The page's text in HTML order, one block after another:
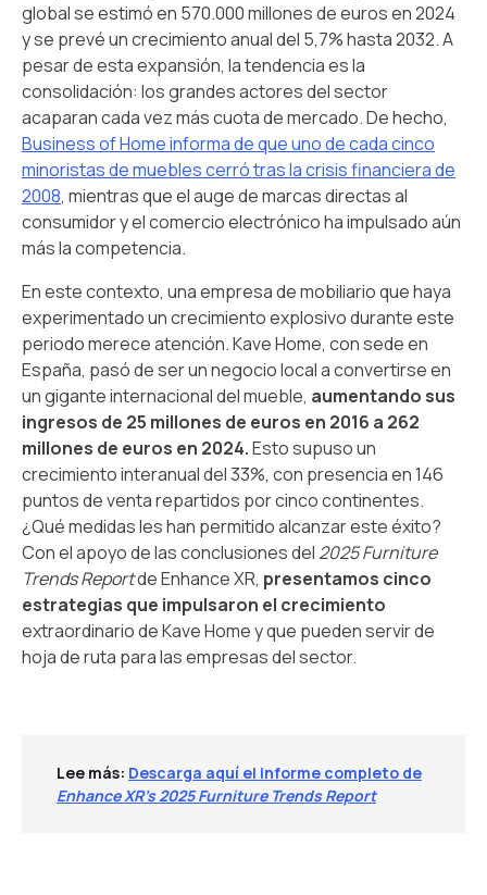
global se estimó en 570.000 millones de euros en 2024
y se prevé un crecimiento anual del 5,7% hasta 2032. A
pesar de esta expansión, la tendencia es la
consolidación: los grandes actores del sector
acaparan cada vez más cuota de mercado. De hecho,
Business of Home informa de que uno de cada cinco
minoristas de muebles cerró tras la crisis financiera de
2008, mientras que el auge de marcas directas al
consumidor y el comercio electrónico ha impulsado aún
más la competencia.
En este contexto, una empresa de mobiliario que haya
experimentado un crecimiento explosivo durante este
periodo merece atención. Kave Home, con sede en
España, pasó de ser un negocio local a convertirse en
un gigante internacional del mueble, aumentando sus
ingresos de 25 millones de euros en 2016 a 262
millones de euros en 2024.Esto supuso un
crecimiento interanual del 33%, con presencia en 146
puntos de venta repartidos por cinco continentes.
¿Qué medidas les han permitido alcanzar este éxito?
Con el apoyo de las conclusiones del 2025 Furniture
Trends Reportde Enhance XR, presentamos cinco
estrategias que impulsaron el crecimiento
extraordinario de Kave Home y que pueden servir de
hoja de ruta para las empresas del sector.
Lee más: Descarga aquí el informe completo de
Enhance XR’s 2025 Furniture Trends Report